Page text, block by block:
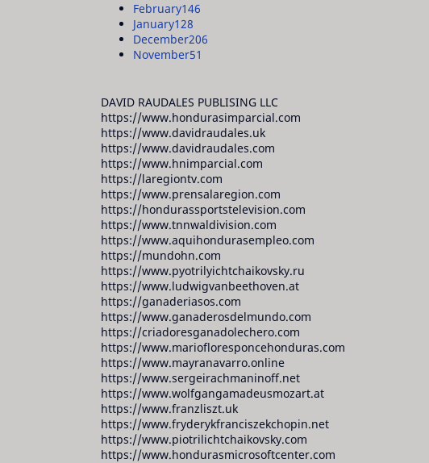
February146
January128
December206
November51
DAVID RAUDALES PUBLISING LLC
https://www.hondurasimparcial.com
https://www.davidraudales.uk
https://www.davidraudales.com
https://www.hnimparcial.com
https://laregiontv.com
https://www.prensalaregion.com
https://hondurassportstelevision.com
https://www.tnnwaldivision.com
https://www.aquihondurasempleo.com
https://mundohn.com
https://www.pyotrilyichtchaikovsky.ru
https://www.ludwigvanbeethoven.at
https://ganaderiasos.com
https://www.ganaderosdelmundo.com
https://criadoresganadolechero.com
https://www.mariofloresponcehonduras.com
https://www.mayranavarro.online
https://www.sergeirachmaninoff.net
https://www.wolfgangamadeusmozart.at
https://www.franzliszt.uk
https://www.fryderykfranciszekchopin.net
https://www.piotrilichtchaikovsky.com
https://www.hondurasmicrosoftcenter.com